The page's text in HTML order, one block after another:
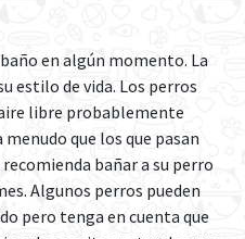
en algún momento. La
estilo de vida. Los perros
libre probablemente
que los que pasan
bañar a su perro
Algunos perros pueden
pero tenga en cuenta que